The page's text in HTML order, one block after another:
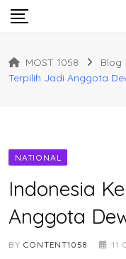
Skip
MOST 1058 Blog
Terpilih Jadi Anggota
NATIONAL
Indonesia
Anggota
BY CONTENT1058 11